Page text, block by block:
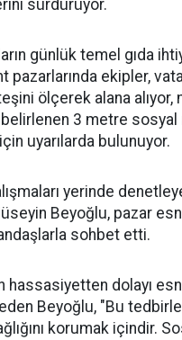
sürdürüyor.
günlük temel gıda
pazarlarında ekipler,
ölçerek alana
belirlenen 3 metre sosyal
uyarılarda bulunuyor.
yerinde
Beyoğlu, pazar
sohbet etti.
hassasiyetten dolayı
Beyoğlu, "Bu
korumak içindir.